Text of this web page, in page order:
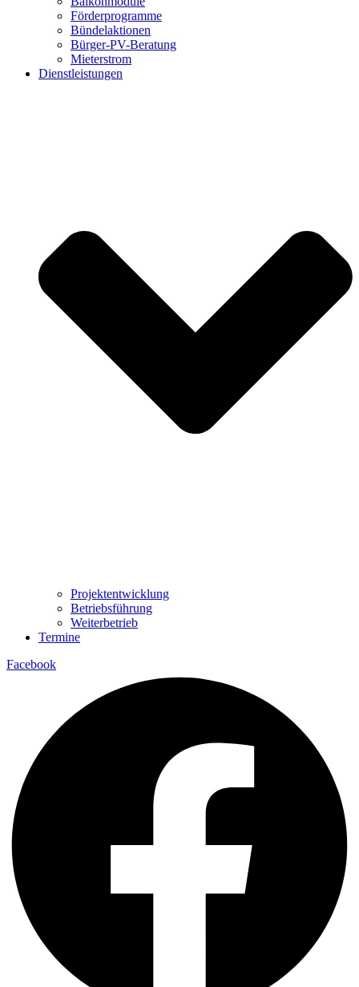
Förderprogramme
Bündelaktionen
Bürger-PV-Beratung
Mieterstrom
Dienstleistungen
Projektentwicklung
Betriebsführung
Weiterbetrieb
Termine
Facebook